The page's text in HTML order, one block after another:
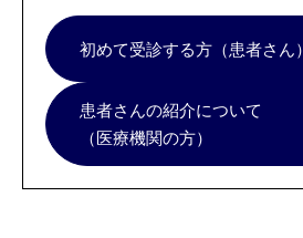
初めて受診する方（患者さん）
患者さんの紹介について
（医療機関の方）